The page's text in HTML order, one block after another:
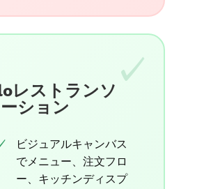
レストランソ
ション
ビジュアルキャンバス
でメニュー、注文フロ
ー、キッチンディスプ